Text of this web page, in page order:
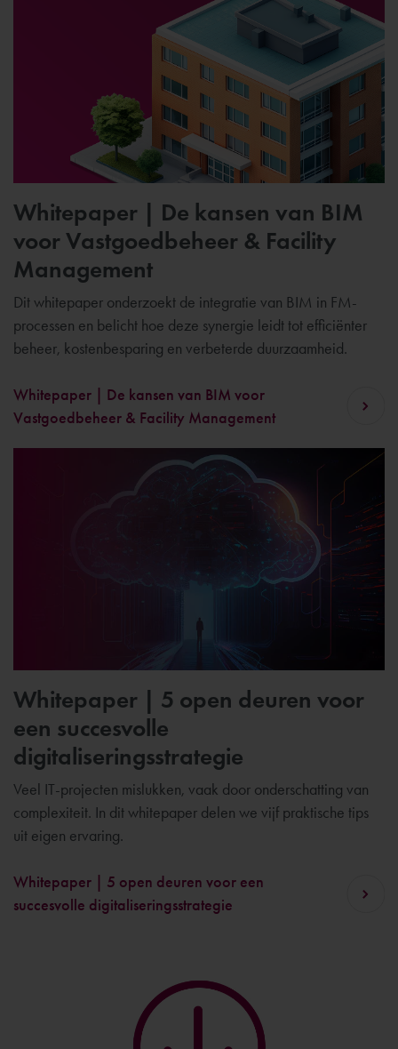
Whitepaper | De kansen van BIM
voor Vastgoedbeheer & Facility
Management
Dit whitepaper onderzoekt de integratie van BIM in FM-
processen en belicht hoe deze synergie leidt tot efficiënter
beheer, kostenbesparing en verbeterde duurzaamheid.
Whitepaper | De kansen van BIM voor
Vastgoedbeheer & Facility Management
Whitepaper | 5 open deuren voor
een succesvolle
digitaliseringsstrategie
Veel IT-projecten mislukken, vaak door onderschatting van
complexiteit. In dit whitepaper delen we vijf praktische tips
uit eigen ervaring.
Whitepaper | 5 open deuren voor een
succesvolle digitaliseringsstrategie